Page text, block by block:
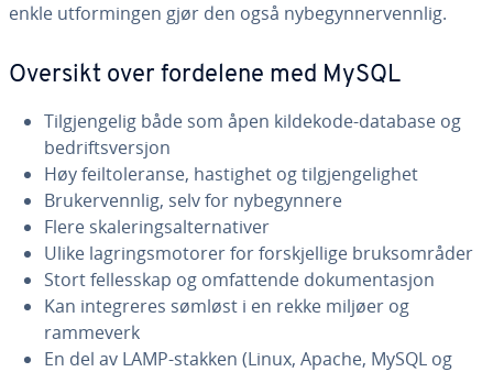
enkle utformingen gjør den også nybegynnervennlig.
Oversikt over fordelene med MySQL
Tilgjengelig både som åpen kildekode-database og
bedriftsversjon
Høy feiltoleranse, hastighet og tilgjengelighet
Brukervennlig, selv for nybegynnere
Flere skaleringsalternativer
Ulike lagringsmotorer for forskjellige bruksområder
Stort fellesskap og omfattende dokumentasjon
Kan integreres sømløst i en rekke miljøer og
rammeverk
En del av LAMP-stakken (Linux, Apache, MySQL og